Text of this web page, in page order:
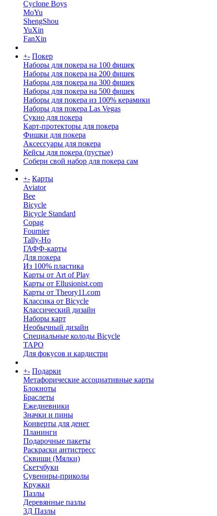
Cyclone Boys
MoYu
ShengShou
YuXin
FanXin
+- Покер
Наборы для покера на 100 фишек
Наборы для покера на 200 фишек
Наборы для покера на 300 фишек
Наборы для покера на 500 фишек
Наборы для покера из 100% керамики
Наборы для покера Las Vegas
Сукно для покера
Карт-протекторы для покера
Фишки для покера
Аксессуары для покера
Кейсы для покера (пустые)
Собери свой набор для покера сам
+- Карты
Aviator
Bee
Bicycle
Bicycle Standard
Copag
Fournier
Tally-Ho
ГАФФ-карты
Для покера
Из 100% пластика
Карты от Art of Play
Карты от Ellusionist.com
Карты от Theory11.com
Классика от Bicycle
Классический дизайн
Наборы карт
Необычный дизайн
Специальные колоды Bicycle
ТАРО
Для фокусов и кардистри
+- Подарки
Метафорические ассоциативные карты
Блокноты
Браслеты
Ежедневники
Значки и пины
Конверты для денег
Планинги
Подарочные пакеты
Раскраски антистресс
Сквиши (Мялки)
Скетчбуки
Сувениры-приколы
Кружки
Пазлы
Деревянные пазлы
3Д Пазлы